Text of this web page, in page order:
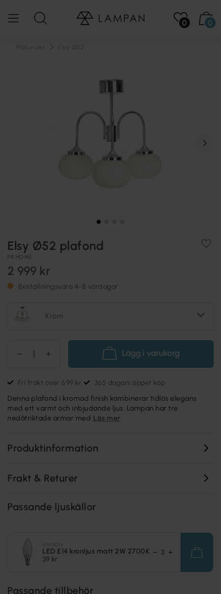
0 0
Elsy Ø52 plafond
PR HOME
2 999 kr
Beställningsvara 4-8 vardagar
Krom
Lägg i varukorg
Fri frakt över 699 kr 365 dagars öppet köp
Denna plafond i kromad finish kombinerar tidlös elegans
med ett varmt och inbjudande ljus. Lampan har tre
nedåtriktade armar med Läs mer
Produktinformation
Frakt & Returer
Passande ljuskällor
LED E14 kronljus matt 2W 2700K
39 kr
Passande tillbehör